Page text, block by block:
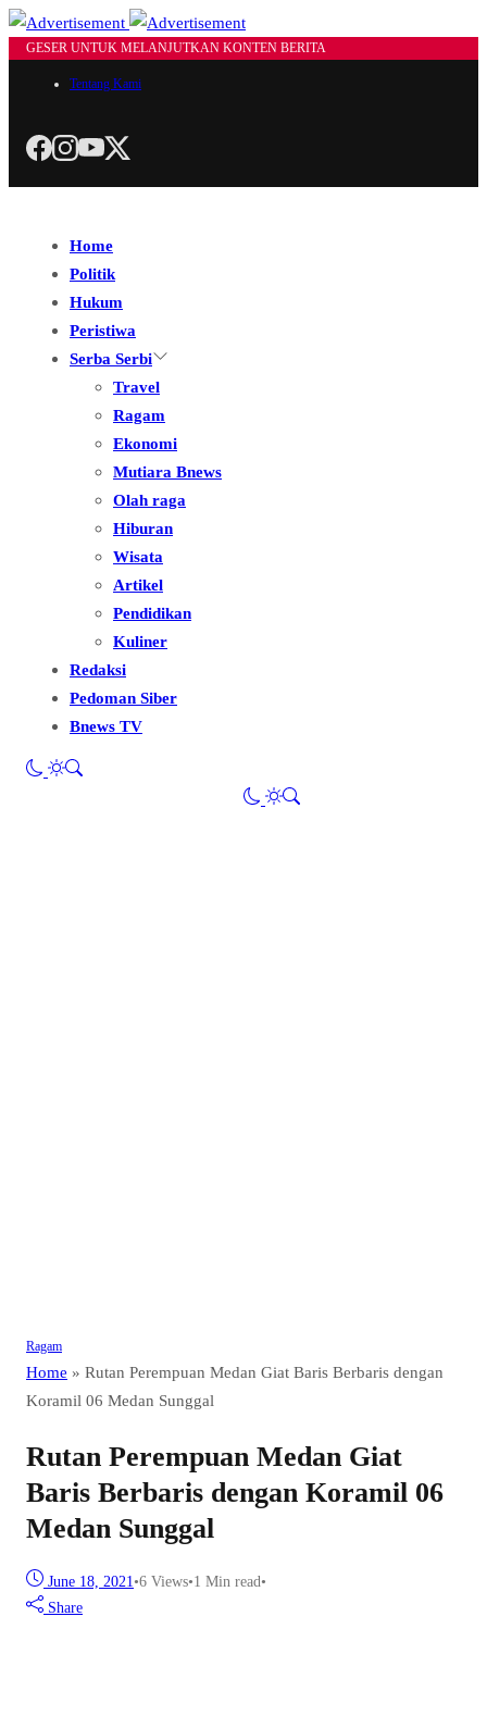
GESER UNTUK MELANJUTKAN KONTEN BERITA
Tentang Kami
Home
Politik
Hukum
Peristiwa
Serba Serbi
Travel
Ragam
Ekonomi
Mutiara Bnews
Olah raga
Hiburan
Wisata
Artikel
Pendidikan
Kuliner
Redaksi
Pedoman Siber
Bnews TV
Ragam
Home » Rutan Perempuan Medan Giat Baris Berbaris dengan
Koramil 06 Medan Sunggal
Rutan Perempuan Medan Giat
Baris Berbaris dengan Koramil 06
Medan Sunggal
June 18, 2021•6 Views•1 Min read•
Share